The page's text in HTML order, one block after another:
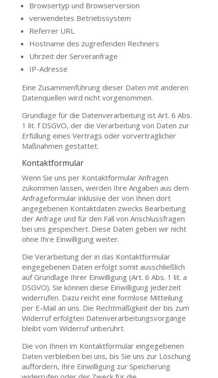
Browsertyp und Browserversion
verwendetes Betriebssystem
Referrer URL
Hostname des zugreifenden Rechners
Uhrzeit der Serveranfrage
IP-Adresse
Eine Zusammenführung dieser Daten mit anderen
Datenquellen wird nicht vorgenommen.
Grundlage für die Datenverarbeitung ist Art. 6 Abs.
1 lit. f DSGVO, der die Verarbeitung von Daten zur
Erfüllung eines Vertrags oder vorvertraglicher
Maßnahmen gestattet.
Kontaktformular
Wenn Sie uns per Kontaktformular Anfragen
zukommen lassen, werden Ihre Angaben aus dem
Anfrageformular inklusive der von Ihnen dort
angegebenen Kontaktdaten zwecks Bearbeitung
der Anfrage und für den Fall von Anschlussfragen
bei uns gespeichert. Diese Daten geben wir nicht
ohne Ihre Einwilligung weiter.
Die Verarbeitung der in das Kontaktformular
eingegebenen Daten erfolgt somit ausschließlich
auf Grundlage Ihrer Einwilligung (Art. 6 Abs. 1 lit. a
DSGVO). Sie können diese Einwilligung jederzeit
widerrufen. Dazu reicht eine formlose Mitteilung
per E-Mail an uns. Die Rechtmäßigkeit der bis zum
Widerruf erfolgten Datenverarbeitungsvorgänge
bleibt vom Widerruf unberührt.
Die von Ihnen im Kontaktformular eingegebenen
Daten verbleiben bei uns, bis Sie uns zur Löschung
auffordern, Ihre Einwilligung zur Speicherung